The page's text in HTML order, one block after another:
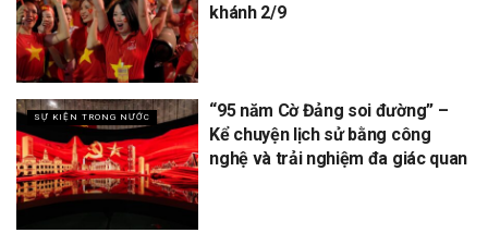
khánh 2/9
SỰ KIỆN TRONG NƯỚC
“95 năm Cờ Đảng soi đường” –
Kể chuyện lịch sử bằng công
nghệ và trải nghiệm đa giác quan